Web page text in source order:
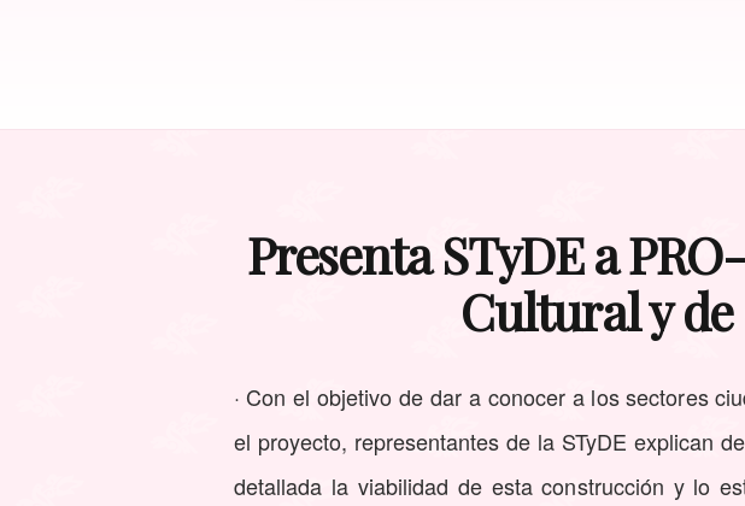
Presenta STyDE a
Cultural y
· Con el objetivo de dar a conocer a los sectores
el proyecto, representantes de la STyDE explican
detallada la viabilidad de esta construcción y lo